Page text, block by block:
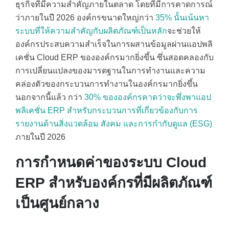
ธุรกิจที่มีความสำคัญภายในตลาด โดยที่มีการคาดการณ์
ว่าภายในปี 2026 องค์กรขนาดใหญ่กว่า 35% นั้นเน้นหา
ระบบที่ให้ความสำคัญกับผลิตภัณฑ์เป็นหลักจะช่วยให้
องค์กรประสบความสำเร็จในการผสานข้อมูลผ่านแอปพลิ
เคชั่น Cloud ERP ขององค์กรมากยิ่งขึ้น ซึ่นสอดคลองกับ
การเปลี่ยนแปลงของมารตฐานในการทำงานและความ
คล่องตัวของกระบวนการทำงานในองค์กรมากยิ่งขึ้น
นอกจากนี้แล้ว กว่า 30% ขององค์กรคาดว่าจะพึ่งพาแอป
พลิเคชั่น ERP สำหรับกระบวนการที่เกี่ยวข้องกับการ
รายงานด้านสิ่งแวดล้อม สังคม และการกำกับดูแล (ESG)
ภายในปี 2026
การกำหนดค่าของระบบ Cloud
ERP สำหรับองค์กรที่มีผลิตภัณฑ์
เป็นศูนย์กลาง